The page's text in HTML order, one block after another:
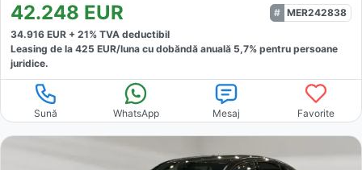
42.248 EUR
MER242838
34.916 EUR + 21% TVA deductibil
Leasing de la 425 EUR/luna cu dobăndă anuală 5,7% pentru persoane
juridice.
Sună WhatsApp Mesaj Favorite